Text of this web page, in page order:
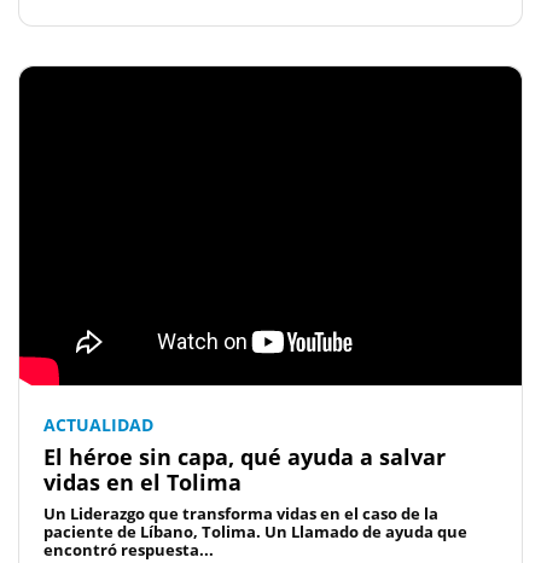
ACTUALIDAD
El héroe sin capa, qué ayuda a salvar
vidas en el Tolima
Un Liderazgo que transforma vidas en el caso de la
paciente de Líbano, Tolima. Un Llamado de ayuda que
encontró respuesta...